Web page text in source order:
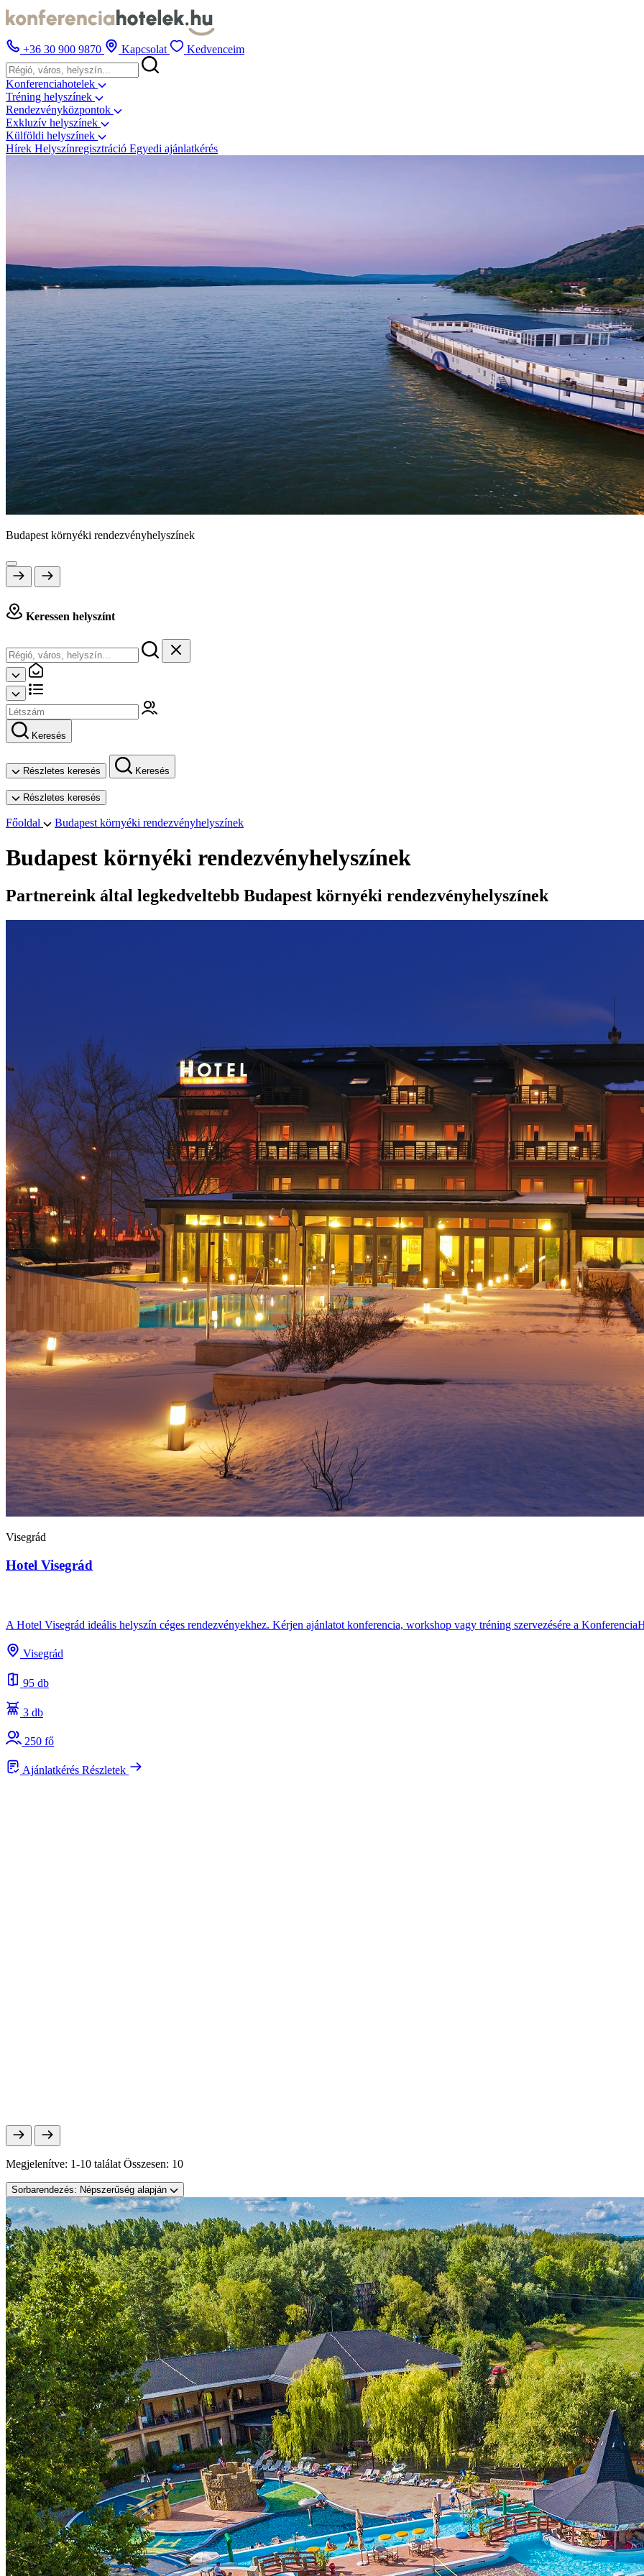
+36 30 900 9870 Kapcsolat Kedvenceim
Konferenciahotelek
Tréning helyszínek
Rendezvényközpontok
Exkluzív helyszínek
Külföldi helyszínek
Hírek Helyszínregisztráció Egyedi ajánlatkérés
Budapest környéki rendezvényhelyszínek
Keressen helyszínt
Keresés
Részletes keresés Keresés
Részletes keresés
Főoldal Budapest környéki rendezvényhelyszínek
Budapest környéki rendezvényhelyszínek
Partnereink által legkedveltebb Budapest környéki rendezvényhelyszínek
Visegrád
Hotel Visegrád
A Hotel Visegrád ideális helyszín céges rendezvényekhez. Kérjen ajánlatot konferencia, workshop vagy tréning szervezésére a
Visegrád
95 db
3 db
250 fő
Ajánlatkérés Részletek
Megjelenítve: 1-10 találat Összesen: 10
Sorbarendezés: Népszerűség alapján